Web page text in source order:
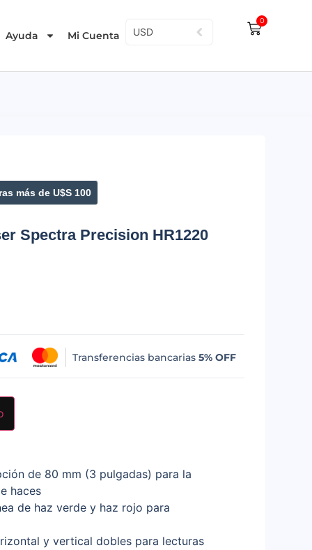
Ayuda Mi Cuenta USD
0
más de U$S 100
Spectra Precision HR1220
Transferencias bancarias 5% OFF
de 80 mm (3 pulgadas) para la
haces
de haz verde y haz rojo para
y vertical dobles para lecturas